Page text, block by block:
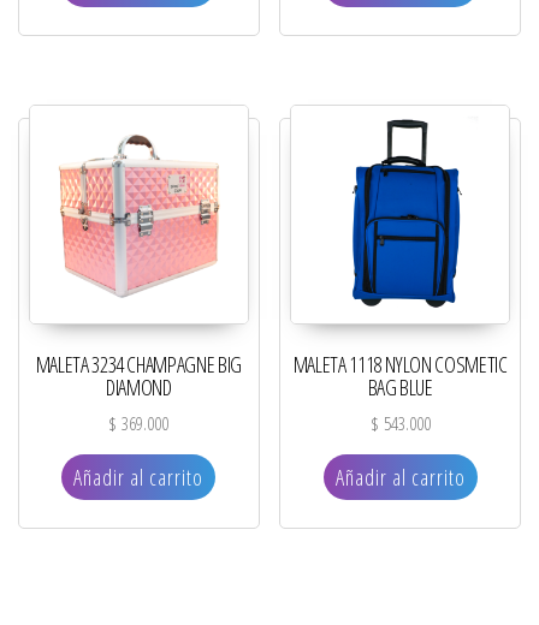
MALETA 3234 CHAMPAGNE BIG
DIAMOND
$ 369.000
Añadir al carrito
MALETA 1118 NYLON COSMETIC
BAG BLUE
$ 543.000
Añadir al carrito